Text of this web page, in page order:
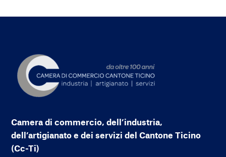
Camera di commercio, dell’industria,
dell’artigianato e dei servizi del Cantone Ticino
(Cc-Ti)